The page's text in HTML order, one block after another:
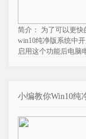
简介： 为了可以更
win10纯净版系统中
启用这个功能后电脑
小编教你Win10纯